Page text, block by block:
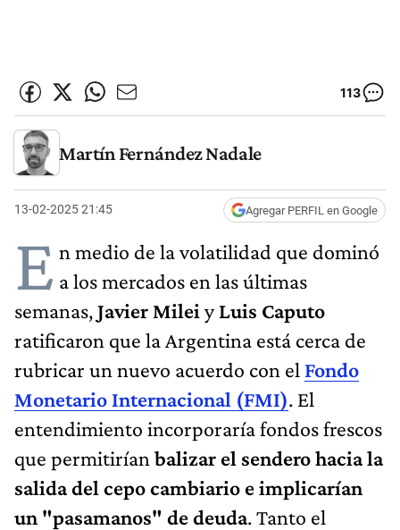
113
Martín Fernández Nadale
13-02-2025 21:45 Agregar PERFIL en Google
E n medio de la volatilidad que dominó
a los mercados en las últimas
semanas,Javier Milei yLuis Caputo
ratificaron que la Argentina está cerca de
rubricar un nuevo acuerdo con el Fondo
Monetario Internacional (FMI). El
entendimiento incorporaría fondos frescos
que permitirían balizar el sendero hacia la
salida del cepo cambiario e implicarían
un "pasamanos" de deuda. Tanto el